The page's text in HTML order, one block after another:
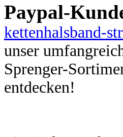
Paypal-
kettenhalsband-
unser
Sprenger-
entdecken!